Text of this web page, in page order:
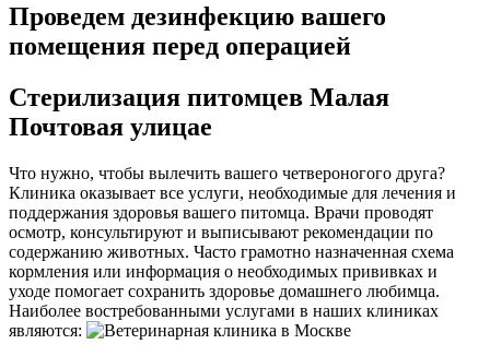
Проведем дезинфекцию вашего
помещения перед операцией
Стерилизация питомцев Малая
Почтовая улицае
Что нужно, чтобы вылечить вашего четвероногого друга?
Клиника оказывает все услуги, необходимые для лечения и
поддержания здоровья вашего питомца. Врачи проводят
осмотр, консультируют и выписывают рекомендации по
содержанию животных. Часто грамотно назначенная схема
кормления или информация о необходимых прививках и
уходе помогает сохранить здоровье домашнего любимца.
Наиболее востребованными услугами в наших клиниках
являются: